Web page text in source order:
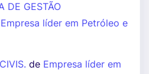
DE GESTÃO
Empresa líder em Petróleo e
de Empresa líder em